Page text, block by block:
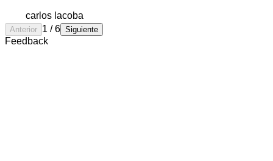
carlos lacoba
Anterior 1 /6 Siguiente
Feedback